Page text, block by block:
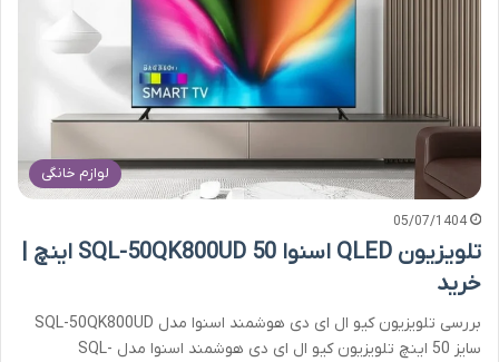
لوازم خانگی
05/07/1404
تلویزیون QLED اسنوا SQL-50QK800UD 50 اینچ |
خرید
بررسی تلویزیون کیو ال ای دی هوشمند اسنوا مدل SQL-50QK800UD
سایز 50 اینچ تلویزیون کیو ال ای دی هوشمند اسنوا مدل SQL-